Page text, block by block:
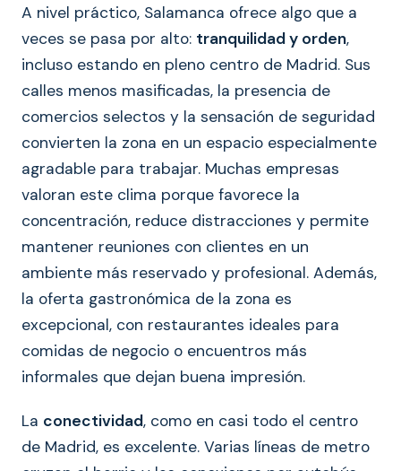
A nivel práctico, Salamanca ofrece algo que a
veces se pasa por alto: tranquilidad y orden,
incluso estando en pleno centro de Madrid. Sus
calles menos masificadas, la presencia de
comercios selectos y la sensación de seguridad
convierten la zona en un espacio especialmente
agradable para trabajar. Muchas empresas
valoran este clima porque favorece la
concentración, reduce distracciones y permite
mantener reuniones con clientes en un
ambiente más reservado y profesional. Además,
la oferta gastronómica de la zona es
excepcional, con restaurantes ideales para
comidas de negocio o encuentros más
informales que dejan buena impresión.
La conectividad, como en casi todo el centro
de Madrid, es excelente. Varias líneas de metro